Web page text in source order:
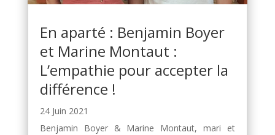
En aparté : Benjamin Boyer
et Marine Montaut :
L’empathie pour accepter la
différence !
24 Juin 2021
Benjamin Boyer & Marine Montaut, mari et